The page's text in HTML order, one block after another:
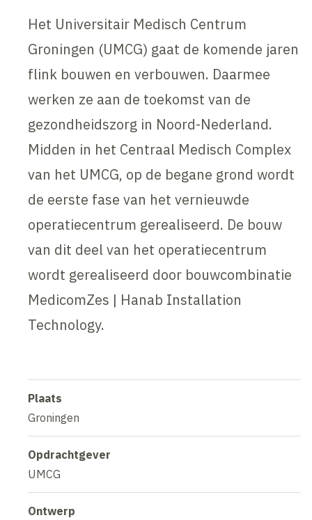
Het Universitair Medisch Centrum
Groningen (UMCG) gaat de komende jaren
flink bouwen en verbouwen. Daarmee
werken ze aan de toekomst van de
gezondheidszorg in Noord-Nederland.
Midden in het Centraal Medisch Complex
van het UMCG, op de begane grond wordt
de eerste fase van het vernieuwde
operatiecentrum gerealiseerd. De bouw
van dit deel van het operatiecentrum
wordt gerealiseerd door bouwcombinatie
MedicomZes | Hanab Installation
Technology.
Plaats
Groningen
Opdrachtgever
UMCG
Ontwerp